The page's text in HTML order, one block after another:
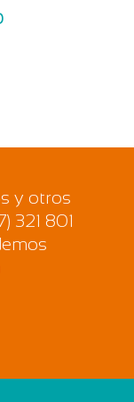
y otros
321 801